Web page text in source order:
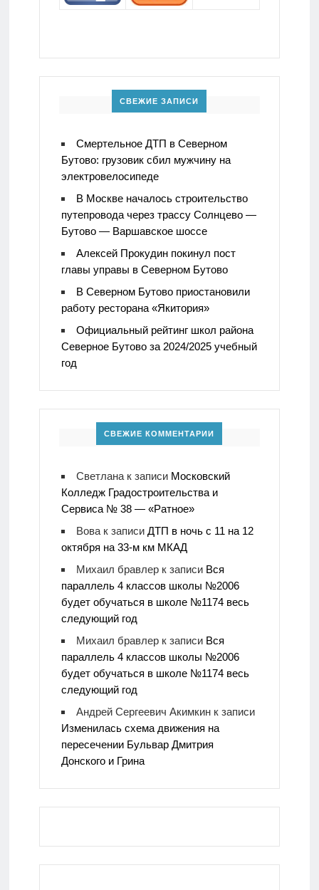
СВЕЖИЕ ЗАПИСИ
Смертельное ДТП в Северном
Бутово: грузовик сбил мужчину на
электровелосипеде
В Москве началось строительство
путепровода через трассу Солнцево —
Бутово — Варшавское шоссе
Алексей Прокудин покинул пост
главы управы в Северном Бутово
В Северном Бутово приостановили
работу ресторана «Якитория»
Официальный рейтинг школ района
Северное Бутово за 2024/2025 учебный
год
СВЕЖИЕ КОММЕНТАРИИ
Светланак записи Московский
Колледж Градостроительства и
Сервиса № 38 — «Ратное»
Вовак записи ДТП в ночь с 11 на 12
октября на 33-м км МКАД
Михаил бравлерк записи Вся
параллель 4 классов школы №2006
будет обучаться в школе №1174 весь
следующий год
Михаил бравлерк записи Вся
параллель 4 классов школы №2006
будет обучаться в школе №1174 весь
следующий год
Андрей Сергеевич Акимкинк записи
Изменилась схема движения на
пересечении Бульвар Дмитрия
Донского и Грина